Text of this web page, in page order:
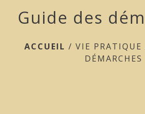
Guide des
ACCUEIL / VIE PRATIQUE
DÉMARCHES